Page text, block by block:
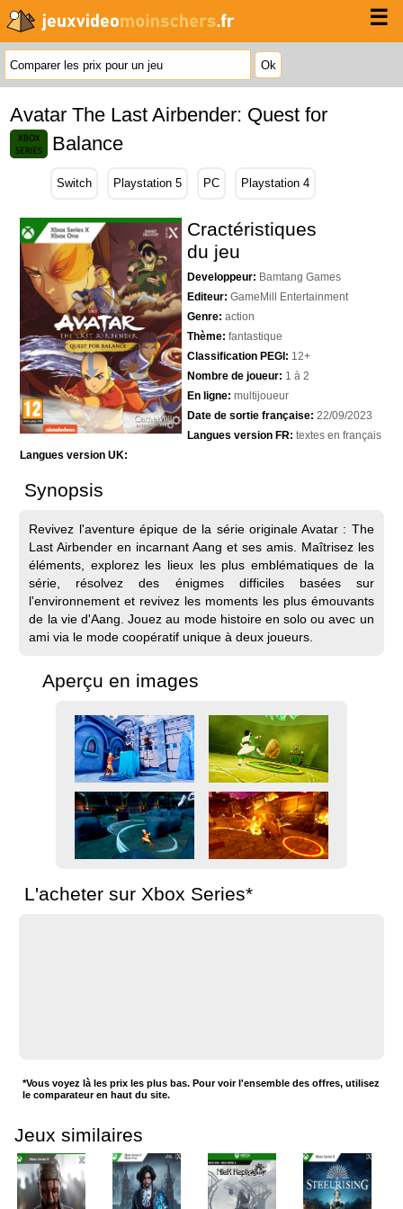
☰
Avatar The Last Airbender: Quest for
Balance
Switch Playstation 5 PC Playstation 4
Cractéristiques
du jeu
Developpeur: Bamtang Games
Editeur: GameMill Entertainment
Genre: action
Thème: fantastique
Classification PEGI: 12+
Nombre de joueur: 1 à 2
En ligne: multijoueur
Date de sortie française: 22/09/2023
Langues version FR: textes en français
Langues version UK:
Synopsis
Revivez l'aventure épique de la série originale Avatar : The
Last Airbender en incarnant Aang et ses amis. Maîtrisez les
éléments, explorez les lieux les plus emblématiques de la
série, résolvez des énigmes difficiles basées sur
l'environnement et revivez les moments les plus émouvants
de la vie d'Aang. Jouez au mode histoire en solo ou avec un
ami via le mode coopératif unique à deux joueurs.
Aperçu en images
L'acheter sur Xbox Series*
*Vous voyez là les prix les plus bas. Pour voir l'ensemble des offres, utilisez
le comparateur en haut du site.
Jeux similaires